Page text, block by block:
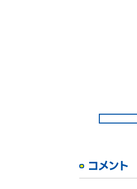
コメント